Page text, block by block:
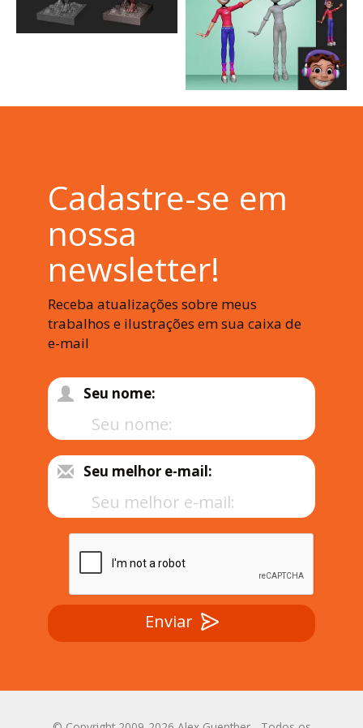
Cadastre-se em
nossa
newsletter!
Receba atualizações sobre meus
trabalhos e ilustrações em sua caixa de
e-mail
Seu nome:
Seu melhor e-mail:
Enviar